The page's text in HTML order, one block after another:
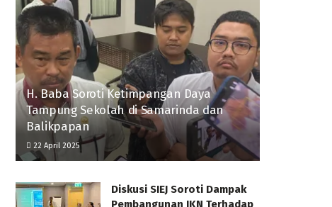
H. Baba Soroti Ketimpangan Daya
Tampung Sekolah di Samarinda dan
Balikpapan
22 April 2025
Diskusi SIEJ Soroti Dampak
Pembangunan IKN Terhadap